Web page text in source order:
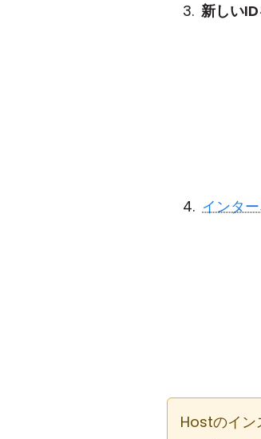
新しい
インタ
Hostのイン